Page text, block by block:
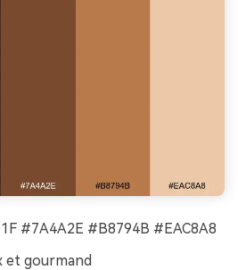
#7A4A2E #B8794B #EAC8A8
et gourmand